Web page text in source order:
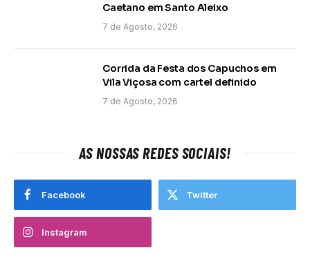
Caetano em Santo Aleixo
7 de Agosto, 2026
Corrida da Festa dos Capuchos em
Vila Viçosa com cartel definido
7 de Agosto, 2026
AS NOSSAS REDES SOCIAIS!
Facebook Twitter
Instagram